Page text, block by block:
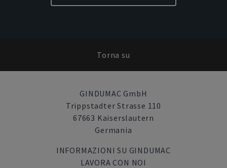
Torna su
GINDUMAC GmbH
Trippstadter Strasse 110
67663 Kaiserslautern
Germania
INFORMAZIONI SU GINDUMAC
LAVORA CON NOI